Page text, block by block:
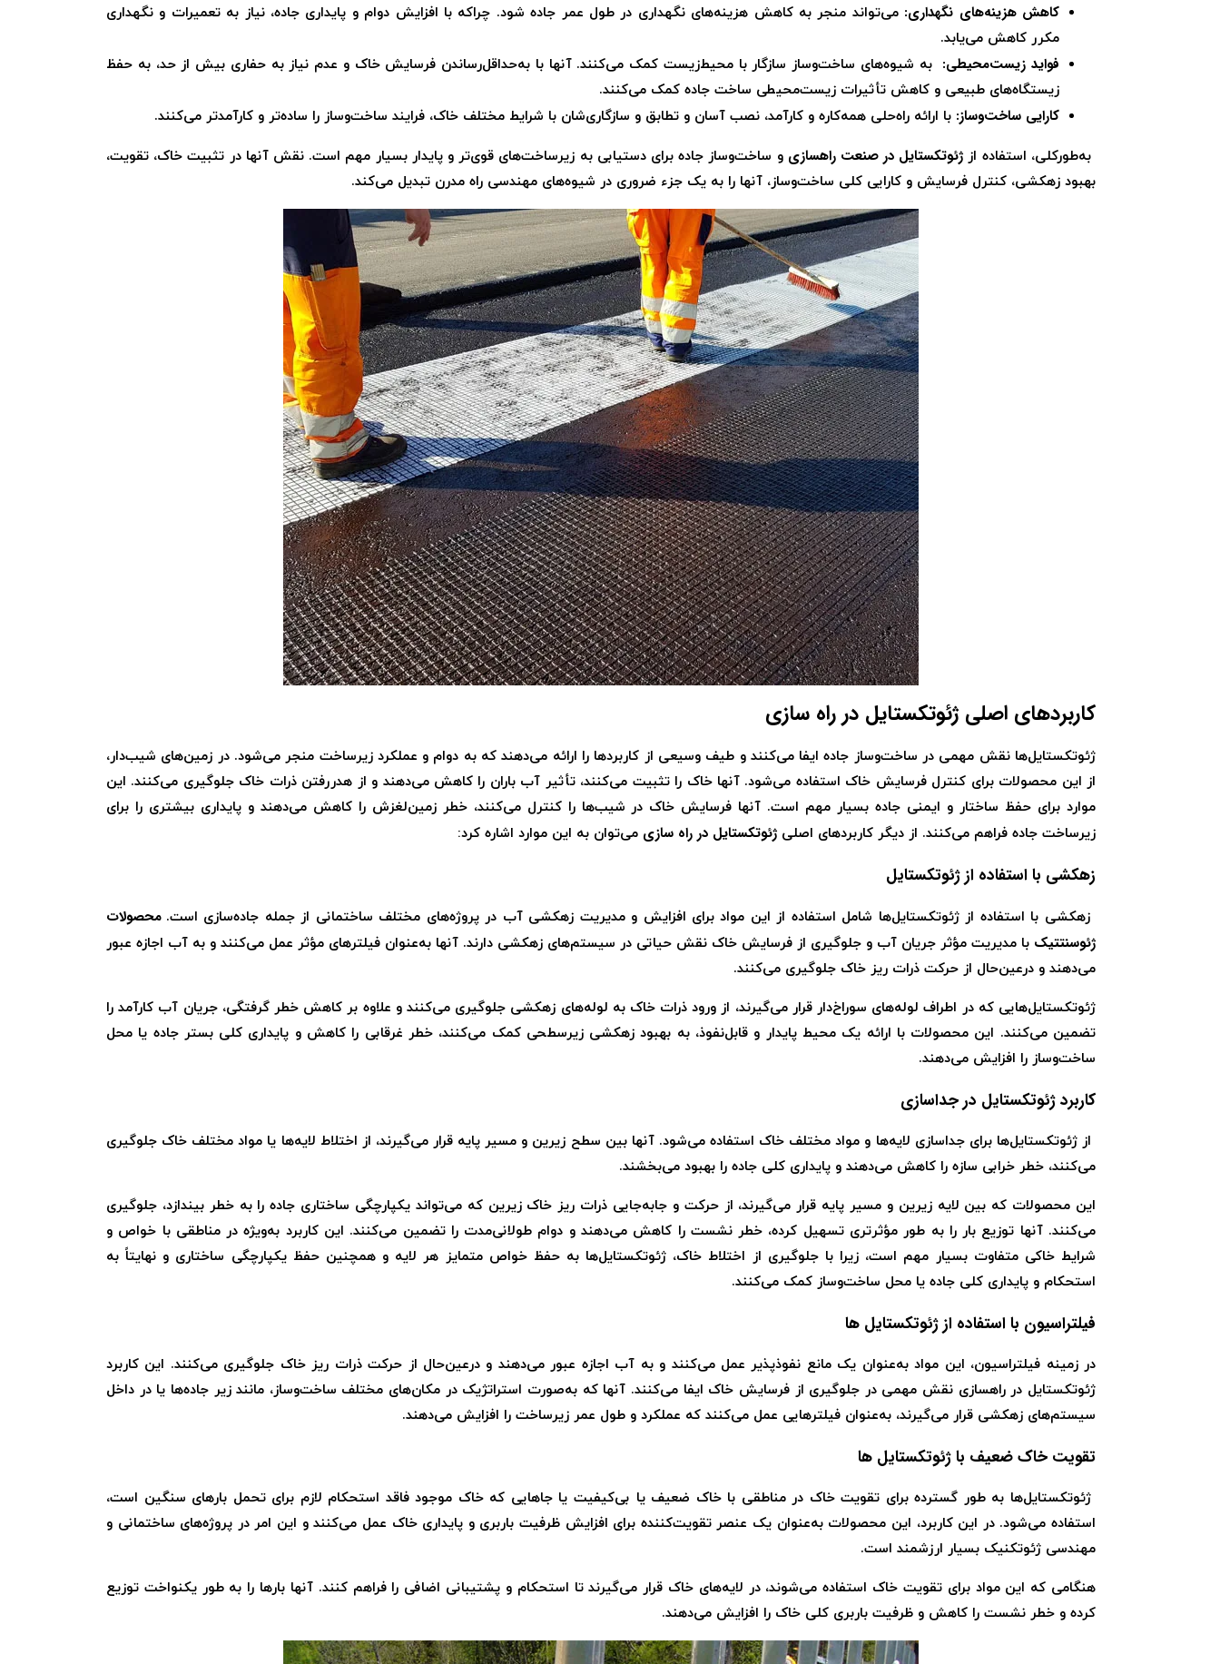
کاهش هزینه‌های نگهداری: می‌تواند منجر به کاهش هزینه‌های نگهداری در طول عمر جاده شود. چراکه با افزایش دوام و پایداری جاده، نیاز به تعمیرات و نگهداری
مکرر کاهش می‌یابد.
فواید زیست‌محیطی: به شیوه‌های ساخت‌وساز سازگار با محیط‌زیست کمک می‌کنند. آنها با به‌حداقل‌رساندن فرسایش خاک و عدم نیاز به حفاری بیش از حد، به حفظ
زیستگاه‌های طبیعی و کاهش تأثیرات زیست‌محیطی ساخت جاده کمک می‌کنند.
کارایی ساخت‌وساز: با ارائه راه‌حلی همه‌کاره و کارآمد، نصب آسان و تطابق و سازگاری‌شان با شرایط مختلف خاک، فرایند ساخت‌وساز را ساده‌تر و کارآمدتر می‌کنند.
به‌طورکلی، استفاده از ژئوتکستایل در صنعت راهسازی و ساخت‌وساز جاده برای دستیابی به زیرساخت‌های قوی‌تر و پایدار بسیار مهم است. نقش آنها در تثبیت خاک، تقویت،
بهبود زهکشی، کنترل فرسایش و کارایی کلی ساخت‌وساز، آنها را به یک جزء ضروری در شیوه‌های مهندسی راه مدرن تبدیل می‌کند.
کاربردهای اصلی ژئوتکستایل در راه سازی
ژئوتکستایل‌ها نقش مهمی در ساخت‌وساز جاده ایفا می‌کنند و طیف وسیعی از کاربردها را ارائه می‌دهند که به دوام و عملکرد زیرساخت منجر می‌شود. در زمین‌های شیب‌دار،
از این محصولات برای کنترل فرسایش خاک استفاده می‌شود. آنها خاک را تثبیت می‌کنند، تأثیر آب باران را کاهش می‌دهند و از هدررفتن ذرات خاک جلوگیری می‌کنند. این
موارد برای حفظ ساختار و ایمنی جاده بسیار مهم است. آنها فرسایش خاک در شیب‌ها را کنترل می‌کنند، خطر زمین‌لغزش را کاهش می‌دهند و پایداری بیشتری را برای
زیرساخت جاده فراهم می‌کنند. از دیگر کاربردهای اصلی ژئوتکستایل در راه سازی می‌توان به این موارد اشاره کرد:
زهکشی با استفاده از ژئوتکستایل
زهکشی با استفاده از ژئوتکستایل‌ها شامل استفاده از این مواد برای افزایش و مدیریت زهکشی آب در پروژه‌های مختلف ساختمانی از جمله جاده‌سازی است. محصولات
ژئوسنتتیک با مدیریت مؤثر جریان آب و جلوگیری از فرسایش خاک نقش حیاتی در سیستم‌های زهکشی دارند. آنها به‌عنوان فیلترهای مؤثر عمل می‌کنند و به آب اجازه عبور
می‌دهند و درعین‌حال از حرکت ذرات ریز خاک جلوگیری می‌کنند.
ژئوتکستایل‌هایی که در اطراف لوله‌های سوراخ‌دار قرار می‌گیرند، از ورود ذرات خاک به لوله‌های زهکشی جلوگیری می‌کنند و علاوه بر کاهش خطر گرفتگی، جریان آب کارآمد را
تضمین می‌کنند. این محصولات با ارائه یک محیط پایدار و قابل‌نفوذ، به بهبود زهکشی زیرسطحی کمک می‌کنند، خطر غرقابی را کاهش و پایداری کلی بستر جاده یا محل
ساخت‌وساز را افزایش می‌دهند.
کاربرد ژئوتکستایل در جداسازی
از ژئوتکستایل‌ها برای جداسازی لایه‌ها و مواد مختلف خاک استفاده می‌شود. آنها بین سطح زیرین و مسیر پایه قرار می‌گیرند، از اختلاط لایه‌ها یا مواد مختلف خاک جلوگیری
می‌کنند، خطر خرابی سازه را کاهش می‌دهند و پایداری کلی جاده را بهبود می‌بخشند.
این محصولات که بین لایه زیرین و مسیر پایه قرار می‌گیرند، از حرکت و جابه‌جایی ذرات ریز خاک زیرین که می‌تواند یکپارچگی ساختاری جاده را به خطر بیندازد، جلوگیری
می‌کنند. آنها توزیع بار را به طور مؤثرتری تسهیل کرده، خطر نشست را کاهش می‌دهند و دوام طولانی‌مدت را تضمین می‌کنند. این کاربرد به‌ویژه در مناطقی با خواص و
شرایط خاکی متفاوت بسیار مهم است، زیرا با جلوگیری از اختلاط خاک، ژئوتکستایل‌ها به حفظ خواص متمایز هر لایه و همچنین حفظ یکپارچگی ساختاری و نهایتاً به
استحکام و پایداری کلی جاده یا محل ساخت‌وساز کمک می‌کنند.
فیلتراسیون با استفاده از ژئوتکستایل ها
در زمینه فیلتراسیون، این مواد به‌عنوان یک مانع نفوذپذیر عمل می‌کنند و به آب اجازه عبور می‌دهند و درعین‌حال از حرکت ذرات ریز خاک جلوگیری می‌کنند. این کاربرد
ژئوتکستایل در راهسازی نقش مهمی در جلوگیری از فرسایش خاک ایفا می‌کنند. آنها که به‌صورت استراتژیک در مکان‌های مختلف ساخت‌وساز، مانند زیر جاده‌ها یا در داخل
سیستم‌های زهکشی قرار می‌گیرند، به‌عنوان فیلترهایی عمل می‌کنند که عملکرد و طول عمر زیرساخت را افزایش می‌دهند.
تقویت خاک ضعیف با ژئوتکستایل ها
ژئوتکستایل‌ها به طور گسترده برای تقویت خاک در مناطقی با خاک ضعیف یا بی‌کیفیت یا جاهایی که خاک موجود فاقد استحکام لازم برای تحمل بارهای سنگین است،
استفاده می‌شود. در این کاربرد، این محصولات به‌عنوان یک عنصر تقویت‌کننده برای افزایش ظرفیت باربری و پایداری خاک عمل می‌کنند و این امر در پروژه‌های ساختمانی و
مهندسی ژئوتکنیک بسیار ارزشمند است.
هنگامی که این مواد برای تقویت خاک استفاده می‌شوند، در لایه‌های خاک قرار می‌گیرند تا استحکام و پشتیبانی اضافی را فراهم کنند. آنها بارها را به طور یکنواخت توزیع
کرده و خطر نشست را کاهش و ظرفیت باربری کلی خاک را افزایش می‌دهند.